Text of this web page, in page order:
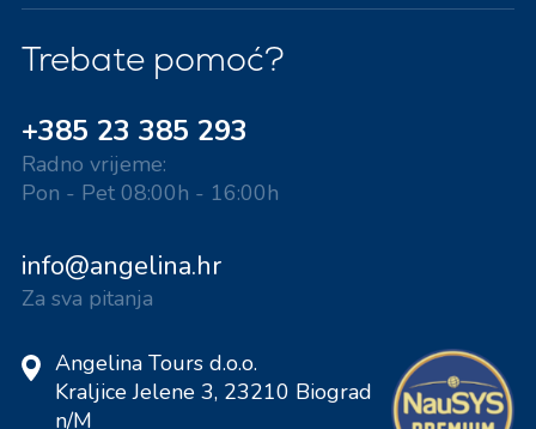
Trebate pomoć?
+385 23 385 293
Radno vrijeme:
Pon - Pet 08:00h - 16:00h
info@angelina.hr
Za sva pitanja
Angelina Tours d.o.o.
Kraljice Jelene 3, 23210 Biograd
n/M